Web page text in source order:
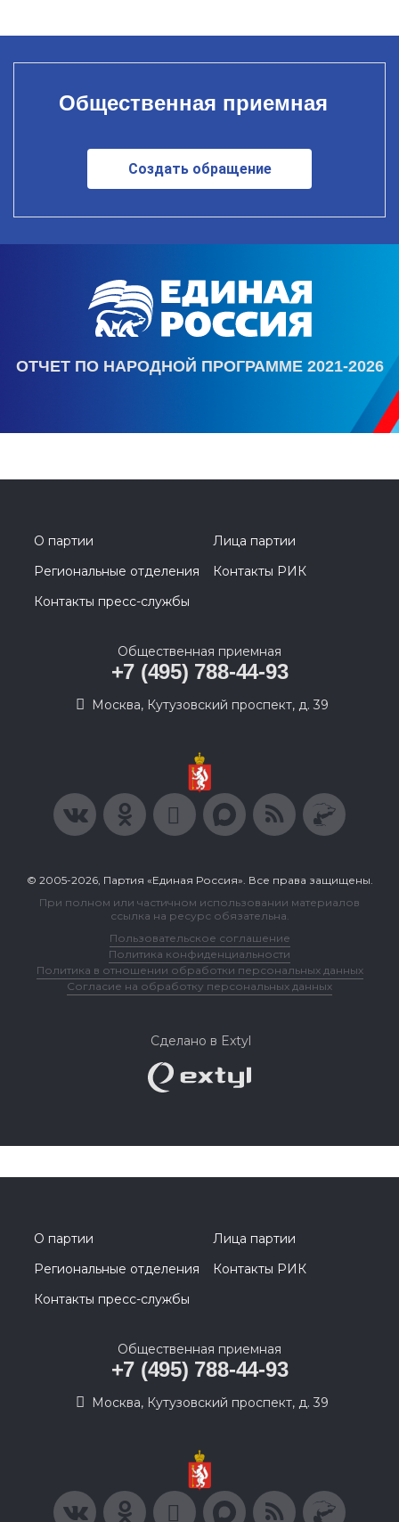
Общественная приемная
Создать обращение
ОТЧЕТ ПО НАРОДНОЙ ПРОГРАММЕ 2021-2026
О партии
Лица партии
Региональные отделения
Контакты РИК
Контакты пресс-службы
Общественная приемная
+7 (495) 788-44-93
Москва, Кутузовский проспект, д. 39
© 2005-2026, Партия «Единая Россия». Все права защищены.
При полном или частичном использовании материалов
ссылка на ресурс обязательна.
Пользовательское соглашение
Политика конфиденциальности
Политика в отношении обработки персональных данных
Согласие на обработку персональных данных
Сделано в Extyl
О партии
Лица партии
Региональные отделения
Контакты РИК
Контакты пресс-службы
Общественная приемная
+7 (495) 788-44-93
Москва, Кутузовский проспект, д. 39